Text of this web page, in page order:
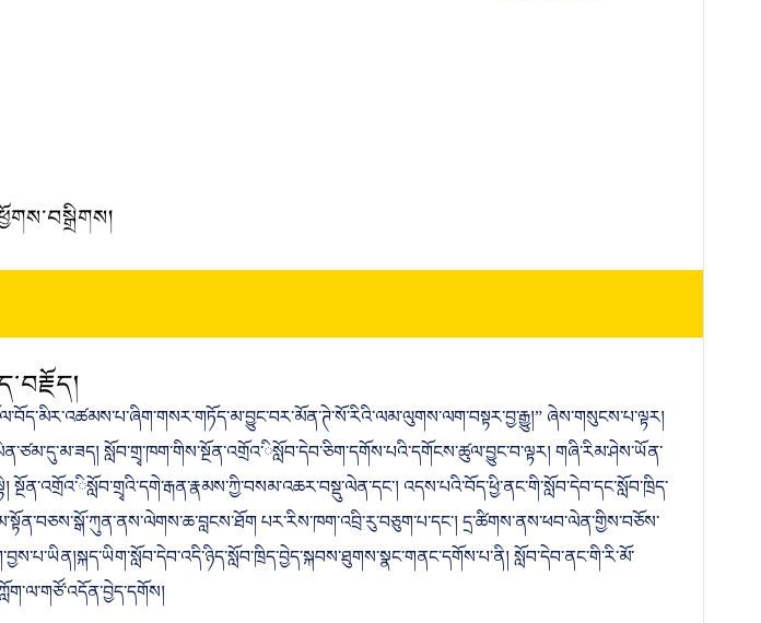
ཞེས་གསུངས་པ་ལྟར།
སློབ་གྲྭ་ཁག་གིས་སྔོན་འགྲོའ་ིསློབ་དེབ་ཅིག་དགོས་པའི་དགོངས་ཚུལ་བྱུང་བ་ལྟར། གཞི་རིམ་ཤེས་ཡོན་
འདས་པའི་བོད་ཕྱི་ནང་གི་སློབ་དེབ་དང་སློབ་ཁྲིད་
པར་རིས་ཁག་འབྲི་རུ་བཅུག་པ་དང་། དྲ་ཚིགས་ནས་ཕབ་ལེན་གྱིས་བཅོས་
སློབ་དེབ་ནང་གི་རི་མོ་